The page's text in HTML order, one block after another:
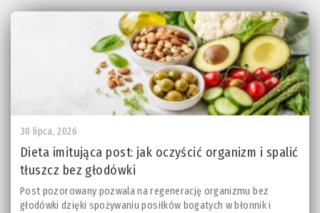
30 lipca, 2026
Dieta imitująca post: jak oczyścić organizm i spalić
tłuszcz bez głodówki
Post pozorowany pozwala na regenerację organizmu bez
głodówki dzięki spożywaniu posiłków bogatych w błonnik i